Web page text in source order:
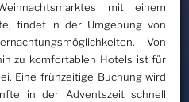
mit einem
findet in der Umgebung von
Von
zu komfortablen Hotels ist für
Eine frühzeitige Buchung wird
in der Adventszeit schnell